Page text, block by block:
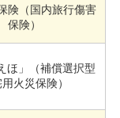
険（国内旅行傷害
保険）
ほ」（補償選択型
火災保険）